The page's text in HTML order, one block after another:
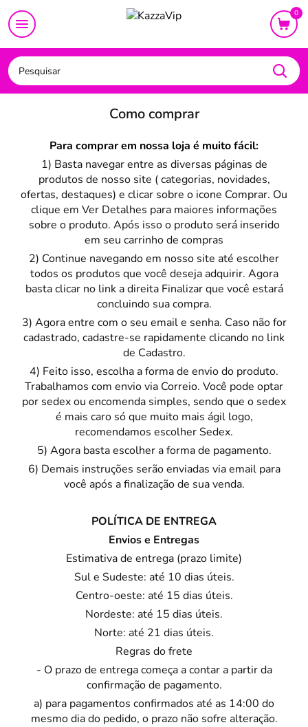
0
CAMA BANHO BEBÊ
Como comprar
Para comprar em nossa loja é muito fácil:
1) Basta navegar entre as diversas páginas de
produtos de nosso site ( categorias, novidades,
ofertas, destaques) e clicar sobre o icone Comprar. Ou
clique em Ver Detalhes para maiores informações
sobre o produto. Após isso o produto será inserido
em seu carrinho de compras
2) Continue navegando em nosso site até escolher
todos os produtos que você deseja adquirir. Agora
basta clicar no link a direita Finalizar que você estará
concluindo sua compra.
3) Agora entre com o seu email e senha. Caso não for
cadastrado, cadastre-se rapidamente clicando no link
de Cadastro.
4) Feito isso, escolha a forma de envio do produto.
Trabalhamos com envio via Correio. Você pode optar
por sedex ou encomenda simples, sendo que o sedex
é mais caro só que muito mais ágil logo,
recomendamos escolher Sedex.
5) Agora basta escolher a forma de pagamento.
6) Demais instruções serão enviadas via email para
você após a finalização de sua venda.
POLÍTICA DE ENTREGA
Envios e Entregas
Estimativa de entrega (prazo limite)
Sul e Sudeste: até 10 dias úteis.
Centro-oeste: até 15 dias úteis.
Nordeste: até 15 dias úteis.
Norte: até 21 dias úteis.
Regras do frete
- O prazo de entrega começa a contar a partir da
confirmação de pagamento.
a) para pagamentos confirmados até as 14:00 do
mesmo dia do pedido, o prazo não sofre alteração.